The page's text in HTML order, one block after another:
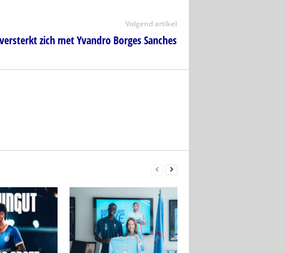
Volgend artikel
zich met Yvandro Borges Sanches